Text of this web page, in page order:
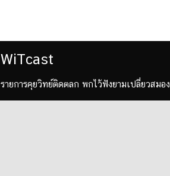
WiTcast
รายการคุยวิทย์ติดตลก พกไว้ฟังยามเปลี่ยวสมอง